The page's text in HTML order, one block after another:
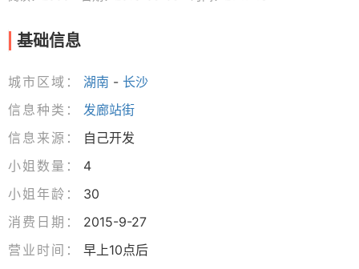
基础信息
城市区域： 湖南 - 长沙
信息种类：
发廊站街
信息来源：
自己开发
小姐数量：
4
小姐年龄：
30
消费日期：
2015-9-27
营业时间：
早上10点后